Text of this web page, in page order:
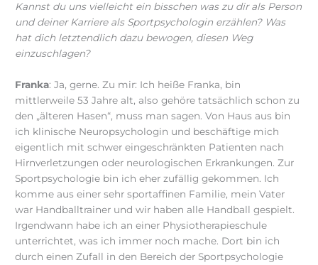
Kannst du uns vielleicht ein bisschen was zu dir als Person
und deiner Karriere als Sportpsychologin erzählen? Was
hat dich letztendlich dazu bewogen, diesen Weg
einzuschlagen?
Franka: Ja, gerne. Zu mir: Ich heiße Franka, bin
mittlerweile 53 Jahre alt, also gehöre tatsächlich schon zu
den „älteren Hasen“, muss man sagen. Von Haus aus bin
ich klinische Neuropsychologin und beschäftige mich
eigentlich mit schwer eingeschränkten Patienten nach
Hirnverletzungen oder neurologischen Erkrankungen. Zur
Sportpsychologie bin ich eher zufällig gekommen. Ich
komme aus einer sehr sportaffinen Familie, mein Vater
war Handballtrainer und wir haben alle Handball gespielt.
Irgendwann habe ich an einer Physiotherapieschule
unterrichtet, was ich immer noch mache. Dort bin ich
durch einen Zufall in den Bereich der Sportpsychologie